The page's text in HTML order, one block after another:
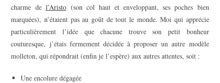
charme de l’Aristo(son col haut et enveloppant, ses poches bien
marquées), n’étaient pas au goût de tout le monde. Moi qui apprécie
particulièrement l’idée que chacune trouve son petit bonheur
couturesque, j’étais fermement décidée à proposer un autre modèle
molleton, qui répondrait (enfin je l’espère) aux autres attentes, soit :
Une encolure dégagée